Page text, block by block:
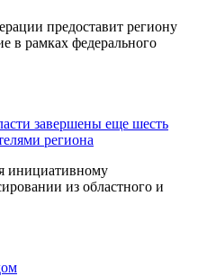
предоставит региону
в рамках федерального
завершены еще шесть
региона
инициативному
из областного и